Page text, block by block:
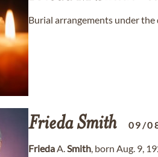
Burial arrangements under
FriedaSmith 09/
FriedaA.Smith, born Aug. 9,